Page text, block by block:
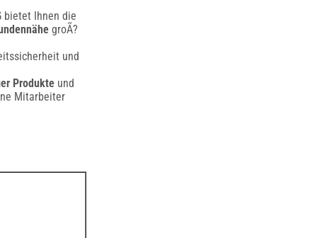
bietet Ihnen die
groÃ?
und
Produkteund
Mitarbeiter